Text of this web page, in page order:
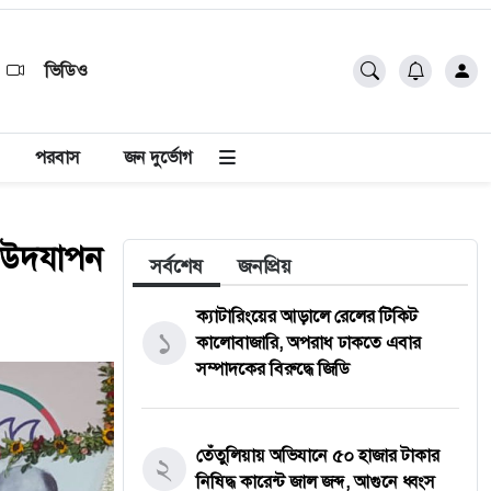
ভিডিও
পরবাস জন দুর্ভোগ
সর্বশেষ জনপ্রিয়
১
ক্যাটারিংয়ের আড়ালে রেলের টিকিট
কালোবাজারি, অপরাধ ঢাকতে এবার
সম্পাদকের বিরুদ্ধে জিডি
২
তেঁতুলিয়ায় অভিযানে ৫০ হাজার টাকার
নিষিদ্ধ কারেন্ট জাল জব্দ, আগুনে ধ্বংস